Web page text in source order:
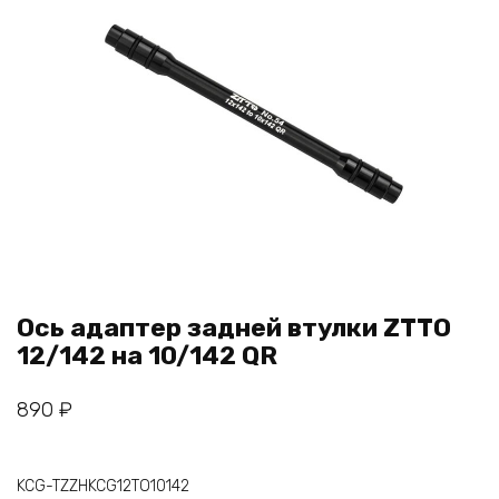
Ось адаптер задней втулки ZTTO
12/142 на 10/142 QR
890 ₽
KCG-TZZHKCG12TO10142